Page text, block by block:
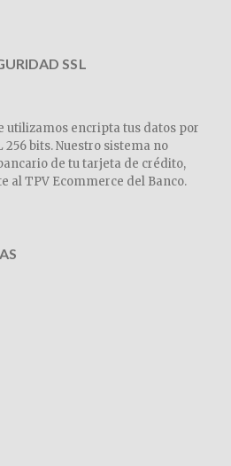
SSL
utilizamos encripta tus datos por
bits. Nuestro sistema no
de tu tarjeta de crédito,
al TPV Ecommerce del Banco.